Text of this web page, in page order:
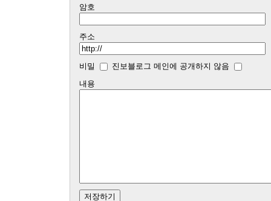
암호
주소
비밀
진보블로그 메인에 공개하지 않음
내용